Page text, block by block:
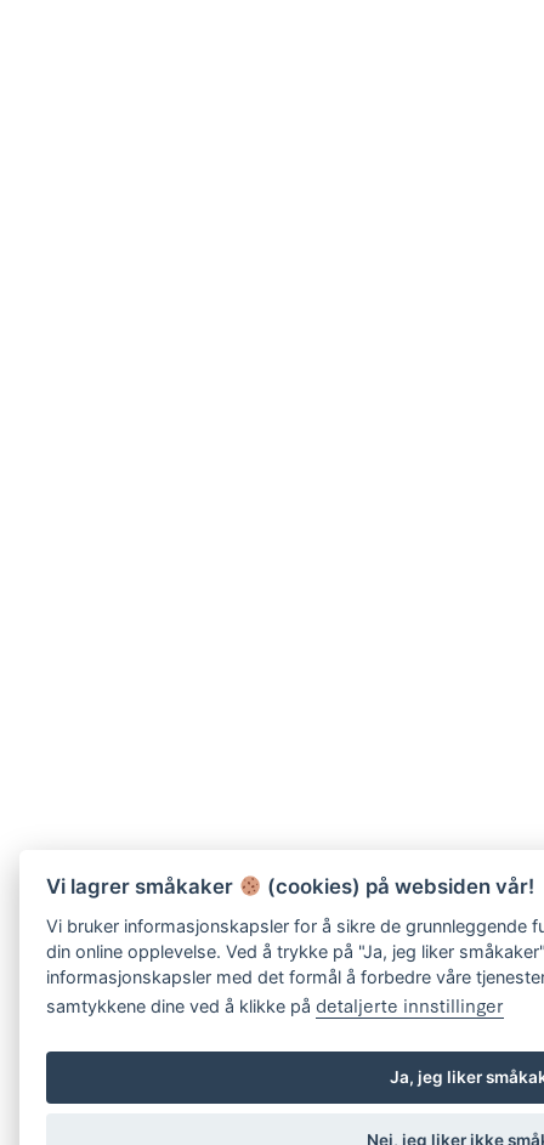
Vi lagrer småkaker (cookies) på websiden vår!
Vi bruker informasjonskapsler for å sikre de grunnleggende
din online opplevelse. Ved å trykke på "Ja, jeg liker
informasjonskapsler med det formål å forbedre våre
samtykkene dine ved å klikke på detaljerte innstillinger
Ja, jeg liker
Nei, jeg liker ikke